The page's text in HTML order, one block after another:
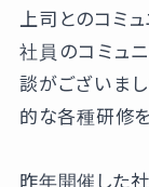
上司とのコミ
社員のコミュ
談がございま
的な各種研修
昨年開催した